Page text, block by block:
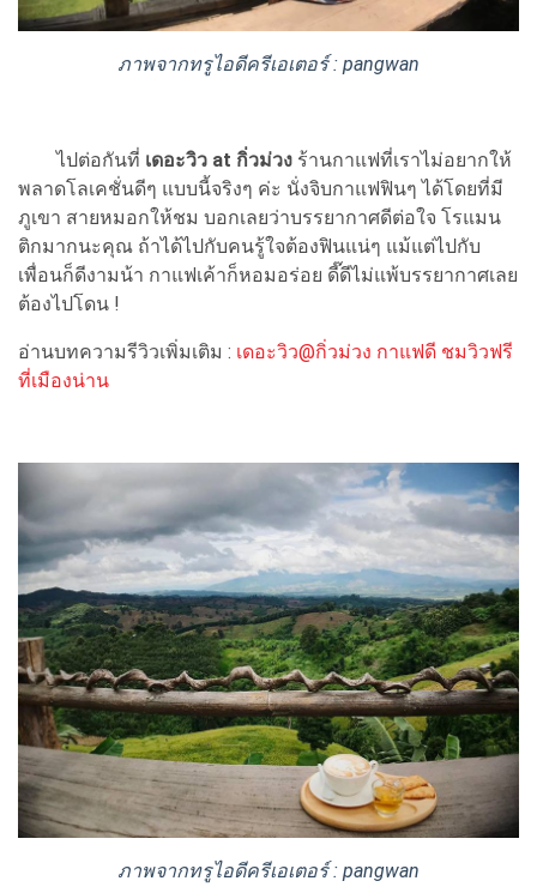
ภาพจากทรูไอดีครีเอเตอร์ : pangwan
ไปต่อกันที่ เดอะวิว at กิ่วม่วง ร้านกาแฟที่เราไม่อยากให้
พลาดโลเคชั่นดีๆ แบบนี้จริงๆ ค่ะ นั่งจิบกาแฟฟินๆ ได้โดยที่มี
ภูเขา สายหมอกให้ชม บอกเลยว่าบรรยากาศดีต่อใจ โรแมน
ติกมากนะคุณ ถ้าได้ไปกับคนรู้ใจต้องฟินแน่ๆ แม้แต่ไปกับ
เพื่อนก็ดีงามน้า กาแฟเค้าก็หอมอร่อย ดี๊ดีไม่แพ้บรรยากาศเลย
ต้องไปโดน !
อ่านบทความรีวิวเพิ่มเติม : เดอะวิว@กิ่วม่วง กาแฟดี ชมวิวฟรี
ที่เมืองน่าน
ภาพจากทรูไอดีครีเอเตอร์ : pangwan